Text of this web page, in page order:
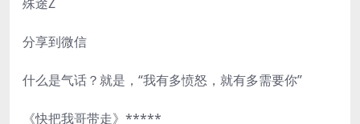
分享到微信
什么是气话？就是，“我有多愤怒，就有多需要你”
《快把我哥带走》*****